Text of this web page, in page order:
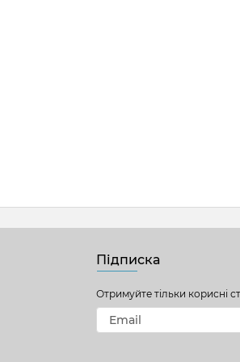
Підписка
Отримуйте тільки корисні